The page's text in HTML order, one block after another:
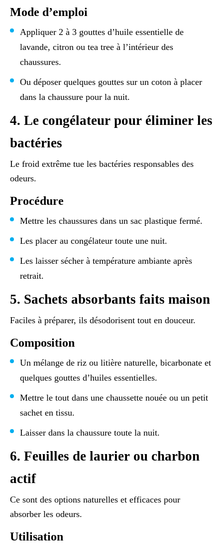
Mode d’emploi
Appliquer 2 à 3 gouttes d’huile essentielle de
lavande, citron ou tea tree à l’intérieur des
chaussures.
Ou déposer quelques gouttes sur un coton à placer
dans la chaussure pour la nuit.
4. Le congélateur pour éliminer les
bactéries
Le froid extrême tue les bactéries responsables des
odeurs.
Procédure
Mettre les chaussures dans un sac plastique fermé.
Les placer au congélateur toute une nuit.
Les laisser sécher à température ambiante après
retrait.
5. Sachets absorbants faits maison
Faciles à préparer, ils désodorisent tout en douceur.
Composition
Un mélange de riz ou litière naturelle, bicarbonate et
quelques gouttes d’huiles essentielles.
Mettre le tout dans une chaussette nouée ou un petit
sachet en tissu.
Laisser dans la chaussure toute la nuit.
6. Feuilles de laurier ou charbon
actif
Ce sont des options naturelles et efficaces pour
absorber les odeurs.
Utilisation